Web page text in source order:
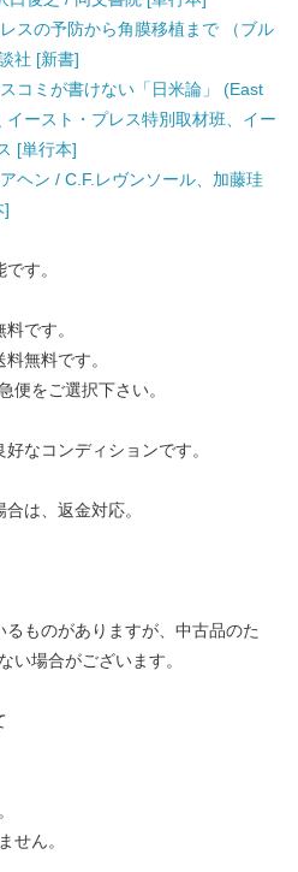
スの予防から角膜移植まで （ブル
社 [新書]
コミが書けない「日米論」 (East
ースト・プレス特別取材班、イー
[単行本]
ヘン / C.F.レヴンソール、加藤珪
]
す。
です。
無料です。
便をご選択下さい。
なコンディションです。
は、返金対応。
ものがありますが、中古品のた
い場合がございます。
ん。